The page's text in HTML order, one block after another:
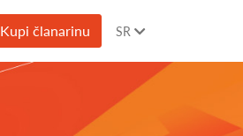
Kupi članarinu SR